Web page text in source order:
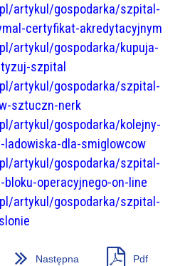
artykul/gospodarka/szpital-
certyfikat-akredytacyjnym
artykul/gospodarka/kupuja-
szpital
artykul/gospodarka/szpital-
sztuczn-nerk
artykul/gospodarka/kolejny-
ladowiska-dla-smiglowcow
artykul/gospodarka/szpital-
operacyjnego-on-line
artykul/gospodarka/szpital-
Następna Pdf